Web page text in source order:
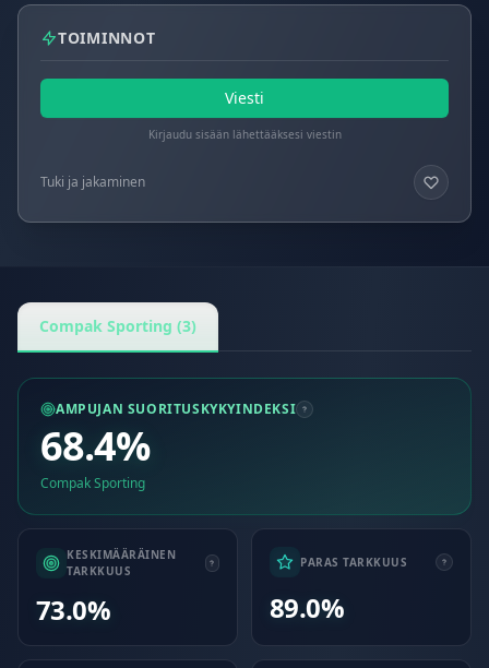
TOIMINNOT
Viesti
Kirjaudu sisään lähettääksesi viestin
Tuki ja jakaminen
Compak Sporting (3)
AMPUJAN SUORITUSKYKYINDEKSI
68.4%
Compak Sporting
KESKIMÄÄRÄINEN
TARKKUUS
73.0%
PARAS TARKKUUS
89.0%